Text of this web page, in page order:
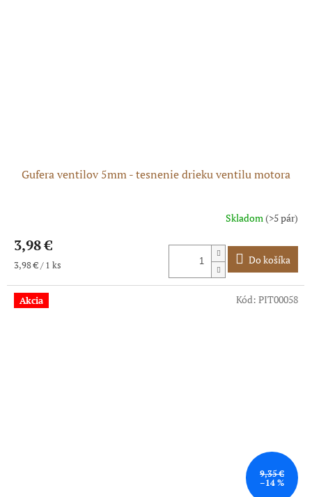
Gufera ventilov 5mm - tesnenie drieku ventilu motora
produktu
je
5,0
z
hviezdičiek.
Skladom(>5 pár)
3,98 €
Jednotková
3,98 € / 1 ks Do košíka
Akcia
9,35 €
–14 %
Kód: PIT00058